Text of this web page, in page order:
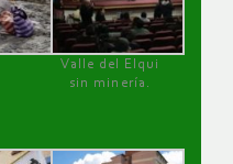
Valle del Elqui
sin minería.